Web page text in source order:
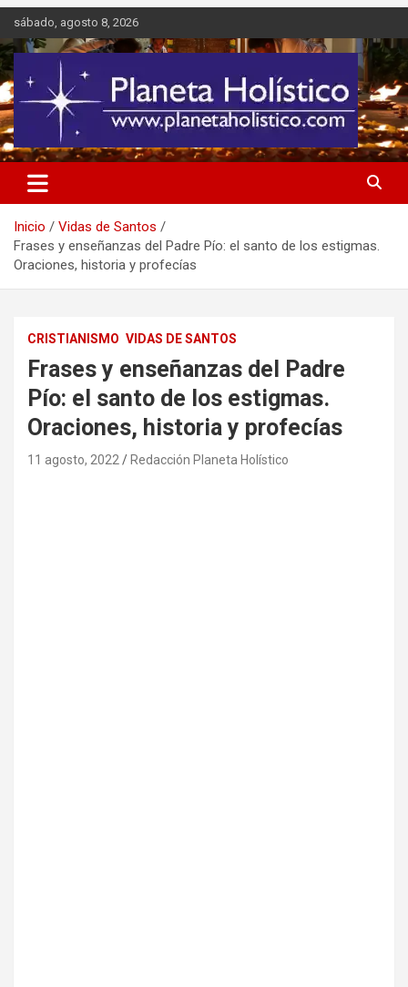
Saltar
contenido
sábado, agosto 8, 2026
Planeta Holístico
Difusión de espiritualidad, terapias alternativas holísticas, cursos,
talleres y seminarios
Inicio
Vidas de Santos
Frases y enseñanzas del Padre Pío: el santo de los estigmas.
Oraciones, historia y profecías
CRISTIANISMO VIDAS DE SANTOS
Frases y enseñanzas del Padre
Pío: el santo de los estigmas.
Oraciones, historia y profecías
11 agosto, 2022 Redacción Planeta Holístico